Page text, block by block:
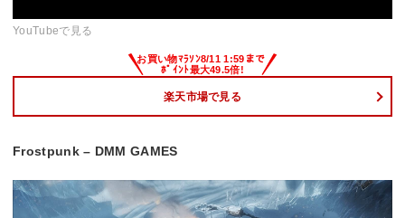
YouTubeで見る
楽天市場で見る
Frostpunk – DMM GAMES